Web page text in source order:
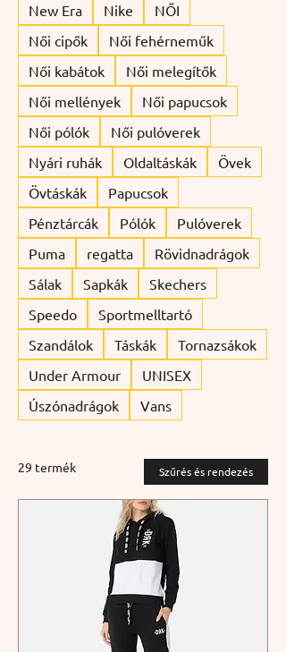
New Era
Nike
NŐI
Női cipők
Női fehérneműk
Női kabátok
Női melegítők
Női mellények
Női papucsok
Női pólók
Női pulóverek
Nyári ruhák
Oldaltáskák
Övek
Övtáskák
Papucsok
Pénztárcák
Pólók
Pulóverek
Puma
regatta
Rövidnadrágok
Sálak
Sapkák
Skechers
Speedo
Sportmelltartó
Szandálok
Táskák
Tornazsákok
Under Armour
UNISEX
Úszónadrágok
Vans
29 termék Szűrés és rendezés